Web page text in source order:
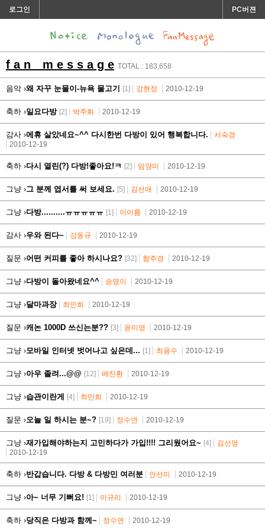
로그인 PC버젼
f a n m e s s a g e TOTAL : 183,658
음악 ›왜 자꾸 눈물이-뉴욕 물고기 [1] 강현정 2010-12-19
축하 ›일요다방 [2] 박주화 2010-12-19
감사 ›에휴 살았네요~^^ 다시한번 다방이 있어 행복합니다.
서숙경
2010-12-19
축하 ›다시 열린(?) 다방!좋아요!ㅋ [2] 임양미 2010-12-19
그냥 ›그 분께 엽서를 써 보세요. [5] 김선애 2010-12-19
그냥 ›다방..........ㅠㅠㅠㅠㅠ [1] 이아름 2010-12-19
감사 ›우와 된다~ 강동규 2010-12-19
질문 ›어떤 커피를 좋아 하시나요? [32] 함주경 2010-12-19
그냥 ›다방이 돌아왔네요^^ 송영이 2010-12-19
그냥 ›달마과장 최민희 2010-12-19
질문 ›캐논 1000D 쓰신는분?? [3] 윤미영 2010-12-19
그냥 ›모바일 인터넷 벗어나고 싶은데... [1] 최용수 2010-12-19
그냥 ›아우 졸려...@@ [12] 배진환 2010-12-19
그냥 ›습관이란게 [4] 최민희 2010-12-19
질문 ›오늘 일 하시는 분~? [19] 정수연 2010-12-19
그냥 ›재가입해야하는지 고민하다가 가입!!!! 그리웠어요~ [4]
김선영
2010-12-19
축하 ›반갑습니다. 다방 & 다방민 여러분 안선미 2010-12-19
그냥 ›아~ 너무 기뻐요! [1] 이규리 2010-12-19
축하 ›당직은 다방과 함께~ 정수연 2010-12-19